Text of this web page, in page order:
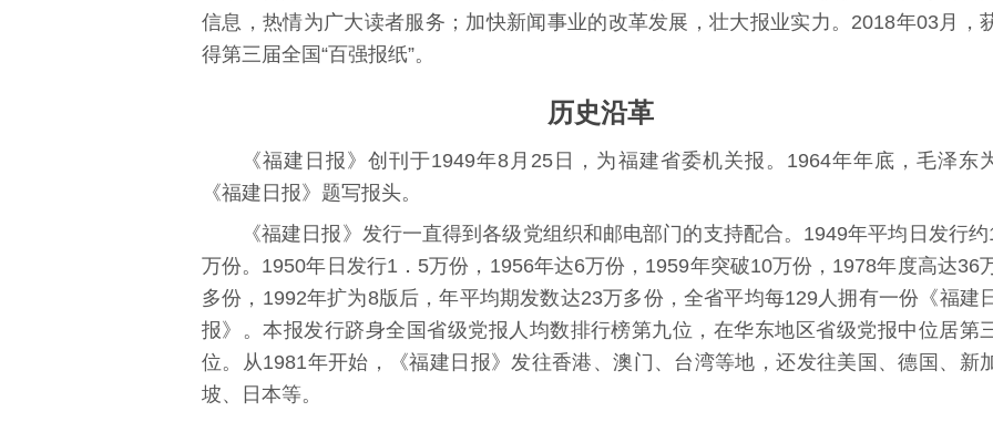
信息，热情为广大读者服务；加快新闻事业的改革发展，壮大报业实力。2018年03月，
得第三届全国“百强报纸”。
历史沿革
《福建日报》创刊于1949年8月25日，为福建省委机关报。1964年年底，毛泽东
《福建日报》题写报头。
《福建日报》发行一直得到各级党组织和邮电部门的支持配合。1949年平均日发行约
万份。1950年日发行1．5万份，1956年达6万份，1959年突破10万份，1978年度高达36
多份，1992年扩为8版后，年平均期发数达23万多份，全省平均每129人拥有一份《福建
报》。本报发行跻身全国省级党报人均数排行榜第九位，在华东地区省级党报中位居第
位。从1981年开始，《福建日报》发往香港、澳门、台湾等地，还发往美国、德国、新
坡、日本等。